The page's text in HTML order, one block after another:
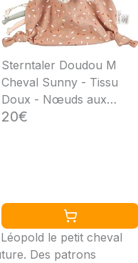
Sterntaler Doudou M
Cheval Sunny - Tissu
Doux - Nœuds aux
Deux Extrémités et
Enfants - Tous Saisons
20€
le petit cheval
Des patrons